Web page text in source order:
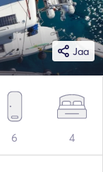
Jaa
6 4